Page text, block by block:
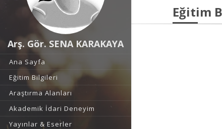
Arş. Gör. SENA KARAKAYA
Ana Sayfa
Eğitim Bilgileri
Araştırma Alanları
Akademik İdari Deneyim
Yayınlar & Eserler
Eğitim